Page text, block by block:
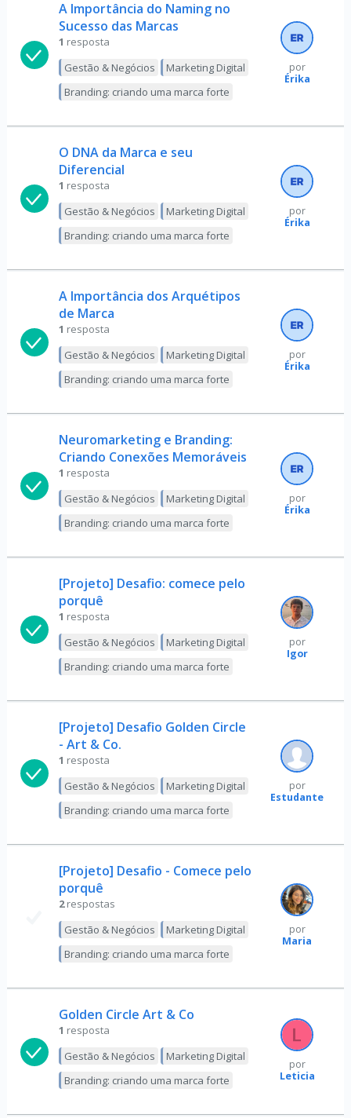
A Importância do Naming no
Sucesso das Marcas
1 resposta
Gestão & Negócios
Marketing Digital
Branding: criando uma marca forte
por
Érika
O DNA da Marca e seu
Diferencial
1 resposta
Gestão & Negócios
Marketing Digital
Branding: criando uma marca forte
por
Érika
A Importância dos Arquétipos
de Marca
1 resposta
Gestão & Negócios
Marketing Digital
Branding: criando uma marca forte
por
Érika
Neuromarketing e Branding:
Criando Conexões Memoráveis
1 resposta
Gestão & Negócios
Marketing Digital
Branding: criando uma marca forte
por
Érika
[Projeto] Desafio: comece pelo
porquê
1 resposta
Gestão & Negócios
Marketing Digital
Branding: criando uma marca forte
por
Igor
[Projeto] Desafio Golden Circle
- Art & Co.
1 resposta
Gestão & Negócios
Marketing Digital
Branding: criando uma marca forte
por
Estudante
[Projeto] Desafio - Comece pelo
porquê
2 respostas
Gestão & Negócios
Marketing Digital
Branding: criando uma marca forte
por
Maria
Golden Circle Art & Co
1 resposta
Gestão & Negócios
Marketing Digital
Branding: criando uma marca forte
por
Leticia